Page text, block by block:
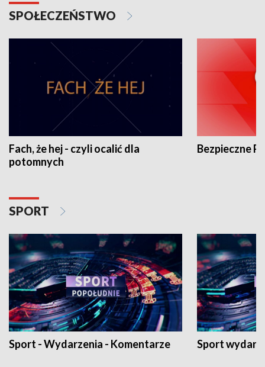
SPOŁECZEŃSTWO
Fach, że hej - czyli ocalić dla
potomnych
Bezpieczne
SPORT
Sport - Wydarzenia - Komentarze Sport